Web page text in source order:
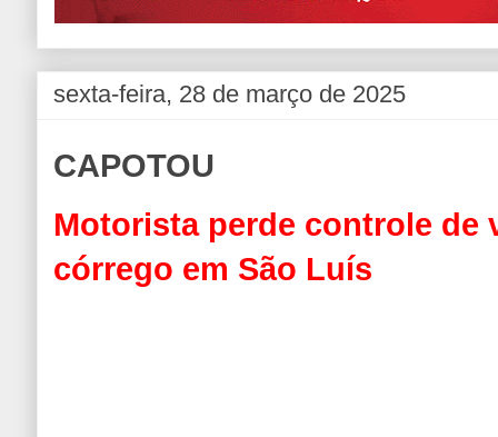
sexta-feira, 28 de março de 2025
CAPOTOU
Motorista perde controle de
córrego em São Luís